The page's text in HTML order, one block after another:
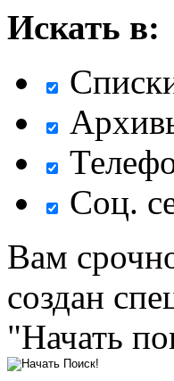
Искать в:
Соц.
Вам
создан
"Начать